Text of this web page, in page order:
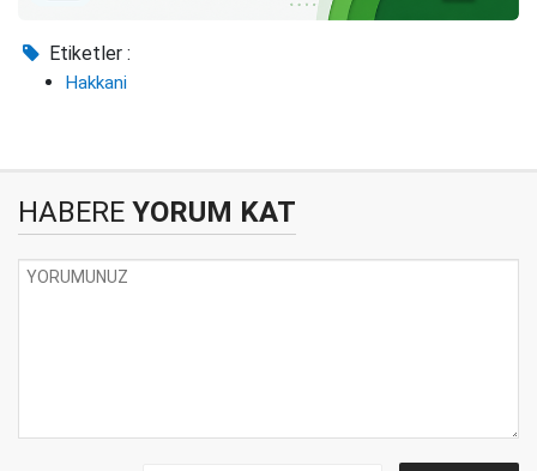
Etiketler :
Hakkani
HABERE YORUM KAT